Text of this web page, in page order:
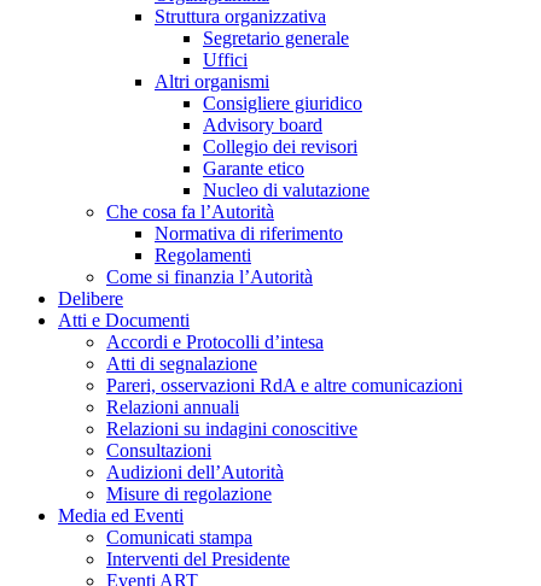
Struttura organizzativa
Segretario generale
Uffici
Altri organismi
Consigliere giuridico
Advisory board
Collegio dei revisori
Garante etico
Nucleo di valutazione
Che cosa fa l’Autorità
Normativa di riferimento
Regolamenti
Come si finanzia l’Autorità
Delibere
Atti e Documenti
Accordi e Protocolli d’intesa
Atti di segnalazione
Pareri, osservazioni RdA e altre comunicazioni
Relazioni annuali
Relazioni su indagini conoscitive
Consultazioni
Audizioni dell’Autorità
Misure di regolazione
Media ed Eventi
Comunicati stampa
Interventi del Presidente
Eventi ART